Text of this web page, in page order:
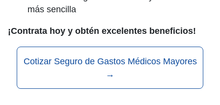
más sencilla
¡Contrata hoy y obtén excelentes beneficios!
Cotizar Seguro de Gastos Médicos Mayores
→